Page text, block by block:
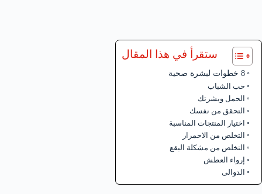
ستقرأ في هذا المقال
8 خطوات لبشرة صحية
حب الشباب
الحمل وبشرتك
التحقق من نفسك
اختيار المنتجات المناسبة
التخلص من الاحمرار
التخلص من مشكلة البقع
إرواء العطش
الدوالى